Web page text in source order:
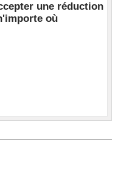
une réduction
où